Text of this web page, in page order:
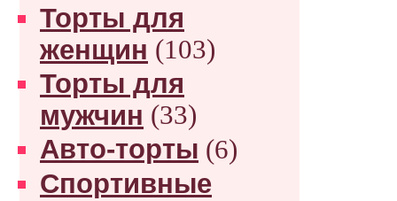
Торты для
женщин (103)
Торты для
мужчин (33)
Авто-торты (6)
Спортивные